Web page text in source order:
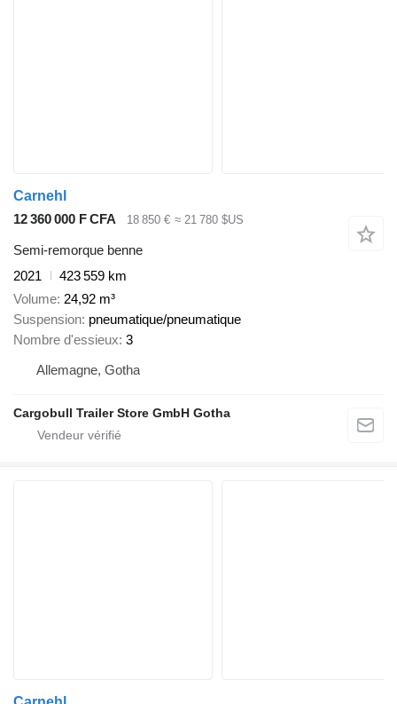
Carnehl
12 360 000 F CFA
18 850 € ≈ 21 780 $US
Semi-remorque benne
2021
423 559 km
Volume 24,92 m³
Suspension pneumatique/pneumatique
Nombre d'essieux 3
Allemagne, Gotha
Cargobull Trailer Store GmbH Gotha